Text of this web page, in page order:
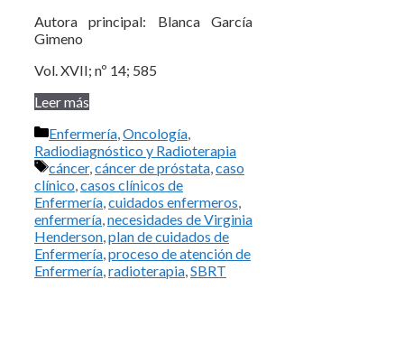
Autora principal: Blanca García
Gimeno
Vol. XVII; nº 14; 585
Leer más
Categorías
Enfermería,Oncología,
Radiodiagnóstico y Radioterapia
Etiquetas
cáncer,cáncer de próstata,caso
clínico,casos clínicos de
Enfermería,cuidados enfermeros,
enfermería,necesidades de Virginia
Henderson,plan de cuidados de
Enfermería,proceso de atención de
Enfermería,radioterapia,SBRT